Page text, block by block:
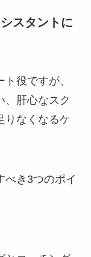
スタントに
役ですが、
、肝心なスク
りなくなるケ
べき3つのポイ